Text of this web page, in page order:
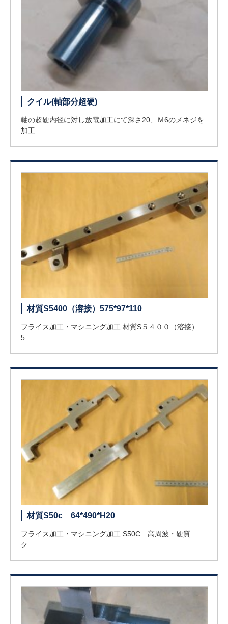
クイル(軸部分超硬)
軸の超硬内径に対し放電加工にて深さ20、Ｍ6のメネジを
加工
材質S5400（溶接）575*97*110
フライス加工・マシニング加工 材質S５４００（溶接）
5……
材質S50c 64*490*H20
フライス加工・マシニング加工 S50C 高周波・硬質
ク……